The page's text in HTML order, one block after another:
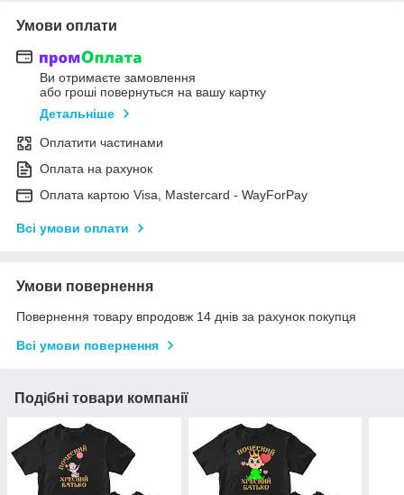
Умови оплати
Ви отримаєте замовлення
або гроші повернуться на вашу картку
Детальніше
Оплатити частинами
Оплата на рахунок
Оплата картою Visa, Mastercard - WayForPay
Всі умови оплати
Умови повернення
Повернення товару впродовж 14 днів за рахунок покупця
Всі умови повернення
Подібні товари компанії